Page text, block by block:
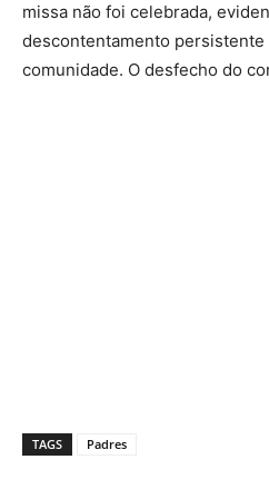
missa não foi celebrada,
descontentamento
comunidade. O desfecho do
TAGS Padres